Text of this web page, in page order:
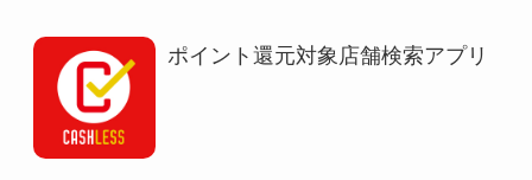
ポイント還元対象店舗検索アプリ